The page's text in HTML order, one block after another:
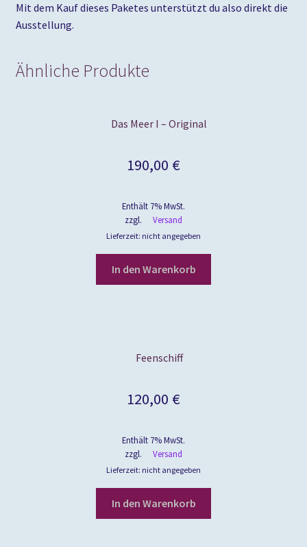
Mit dem Kauf dieses Paketes unterstützt du also direkt die
Ausstellung.
Ähnliche Produkte
Das Meer I – Original
190,00 €
Enthält 7% MwSt.
zzgl.
Versand
Lieferzeit: nicht angegeben
In den Warenkorb
Feenschiff
120,00 €
Enthält 7% MwSt.
zzgl.
Versand
Lieferzeit: nicht angegeben
In den Warenkorb